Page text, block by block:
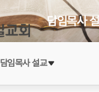
담임목사
담임목사 설교